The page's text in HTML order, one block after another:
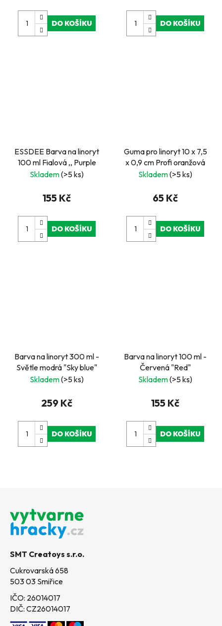
DO KOŠÍKU DO KOŠÍKU
ESSDEE Barva na linoryt
100 ml Fialová ,, Purple
Skladem(>5 ks)
155 Kč
DO KOŠÍKU
Guma pro linoryt 10 x 7,5
x 0,9 cm Profi oranžová
Skladem(>5 ks)
65 Kč
DO KOŠÍKU
Barva na linoryt 300 ml -
Světle modrá "Sky blue"
Skladem(>5 ks)
259 Kč
DO KOŠÍKU
Barva na linoryt 100 ml -
Červená "Red"
Skladem(>5 ks)
155 Kč
DO KOŠÍKU
SMT Creatoys s.r.o.
Cukrovarská 658
503 03 Smiřice
IČO: 26014017
DIČ: CZ26014017